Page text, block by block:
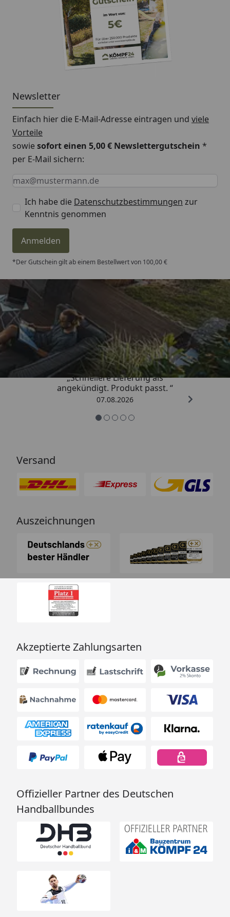
Newsletter
Einfach hier die E-Mail-Adresse eintragen und viele
Vorteile
sowiesofort einen 5,00 € Newslettergutschein *
per E-Mail sichern:
Keine Eingabe erforderlich
Eingabe erforderlich
E-Mail *
Ich habe die Datenschutzbestimmungen zur
Kenntnis genommen
Anmelden
*Der Gutschein gilt ab einem Bestellwert von 100,00 €
Trusted Shops
4,81/ 5
„Schnellere Lieferung als
angekündigt. Produkt passt. “
07.08.2026
Versand
Auszeichnungen
Akzeptierte Zahlungsarten
Offizieller Partner des Deutschen
Handballbundes